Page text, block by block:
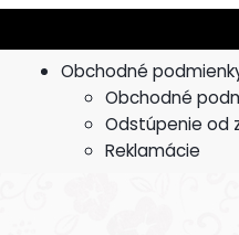
Obchodné
Obchodné
Odstúpenie od
Reklamácie